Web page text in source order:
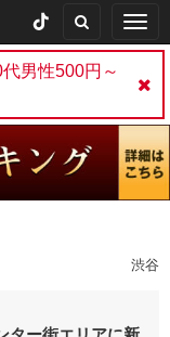
男性500円～
渋谷